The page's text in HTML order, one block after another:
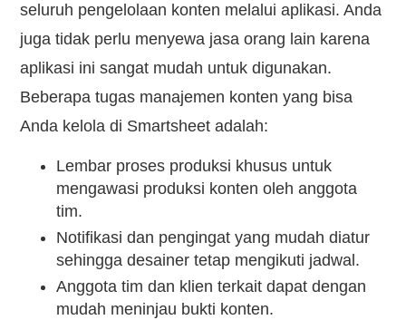
seluruh pengelolaan konten melalui aplikasi. Anda
juga tidak perlu menyewa jasa orang lain karena
aplikasi ini sangat mudah untuk digunakan.
Beberapa tugas manajemen konten yang bisa
Anda kelola di Smartsheet adalah:
Lembar proses produksi khusus untuk
mengawasi produksi konten oleh anggota
tim.
Notifikasi dan pengingat yang mudah diatur
sehingga desainer tetap mengikuti jadwal.
Anggota tim dan klien terkait dapat dengan
mudah meninjau bukti konten.